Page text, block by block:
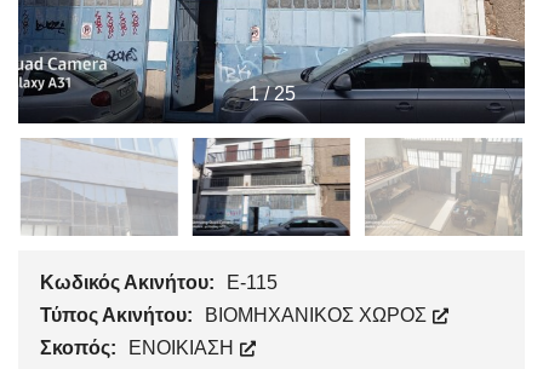
1/25
Κωδικός Ακινήτου:
Ε-115
Τύπος Ακινήτου:
ΒΙΟΜΗΧΑΝΙΚΟΣ ΧΩΡΟΣ
Σκοπός:
ΕΝΟΙΚΙΑΣΗ